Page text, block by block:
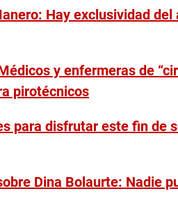
Hay exclusividad del
y enfermeras de
pirotécnicos
para disfrutar este fin de
Dina Bolaurte: Nadie